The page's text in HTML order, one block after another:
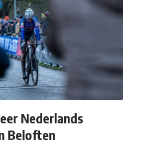
Nederlands
Beloften